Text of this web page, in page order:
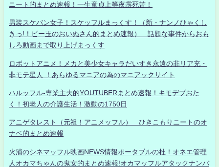
ニート的まとめ速報！一生童貞上等夜露死苦！
男装スケバン女子！スケッフルまっくす！（新・ナンノひゃくし
きっ!！ビー玉のおいぬさん的まとめ速報） 話題な事件からおも
しろ動画まで取り上げまっくす
ロボットアニメ！メカと美少女キャラだいすき永遠の非リア充・
非モテ星人 ！あらゆるマニアの為のマニアックサイト
ハルッフル-専業主夫的YOUTUBERまとめ速報！キモデブおた
く！初老人の介護生活！激動の1750日
アニゲタレスト（元祖！アニメッフル） ひきこもりニートのオ
ナベ的まとめ速報
火浦のシネマッフル映画NEWS情報ポータブルの杜！オネエ管理
人オカマちゃんの鬼女的まとめ速報!オカマッフルアタックナンバ